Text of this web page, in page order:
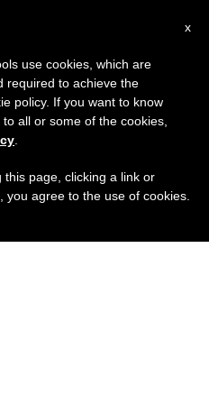
باكستان: تمييز ضد
x
use cookies, which are
required to achieve the
policy. If you want to know
all or some of the cookies,
this page, clicking a link or
agree to the use of cookies.